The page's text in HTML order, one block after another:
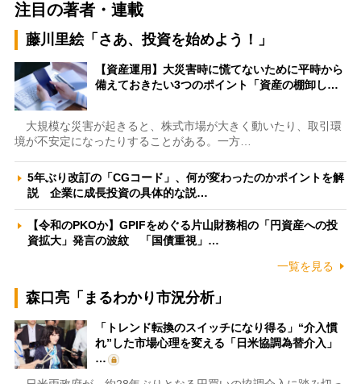
注目の著者・連載
藤川里絵「さあ、投資を始めよう！」
【資産運用】大災害時に慌てないために平時から
備えておきたい3つのポイント「資産の棚卸し…
大規模な災害が起きると、株式市場が大きく動いたり、取引環
境が不安定になったりすることがある。一方…
5年ぶり改訂の「CGコード」、何が変わったのかポイントを解
説 企業に成長投資の具体的な説…
【令和のPKOか】GPIFをめぐる片山財務相の「円資産への投
資拡大」発言の波紋 「国債重視」…
一覧を見る
森口亮「まるわかり市況分析」
「トレンド転換のスイッチになり得る」“介入慣
れ”した市場心理を変える「日米協調為替介入」
…